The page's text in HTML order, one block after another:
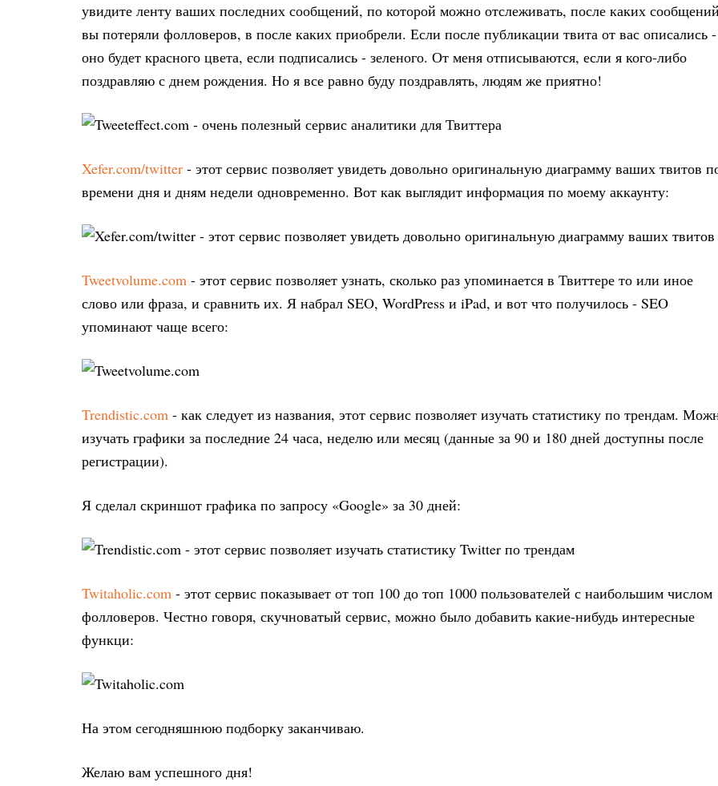
увидите ленту ваших последних сообщений, по которой можно отслеживать, после каких
вы потеряли фолловеров, в после каких приобрели. Если после публикации твита от вас описались -
оно будет красного цвета, если подписались - зеленого. От меня отписываются, если я кого-либо
поздравляю с днем рождения. Но я все равно буду поздравлять, людям же приятно!
Xefer.com/twitter - этот сервис позволяет увидеть довольно оригинальную диаграмму ваших твитов
времени дня и дням недели одновременно. Вот как выглядит информация по моему аккаунту:
Tweetvolume.com - этот сервис позволяет узнать, сколько раз упоминается в Твиттере то или иное
слово или фраза, и сравнить их. Я набрал SEO, WordPress и iPad, и вот что получилось - SEO
упоминают чаще всего:
Trendistic.com - как следует из названия, этот сервис позволяет изучать статистику по трендам.
изучать графики за последние 24 часа, неделю или месяц (данные за 90 и 180 дней доступны после
регистрации).
Я сделал скриншот графика по запросу «Google» за 30 дней:
Twitaholic.com - этот сервис показывает от топ 100 до топ 1000 пользователей с наибольшим числом
фолловеров. Честно говоря, скучноватый сервис, можно было добавить какие-нибудь интересные
функци:
На этом сегодняшнюю подборку заканчиваю.
Желаю вам успешного дня!